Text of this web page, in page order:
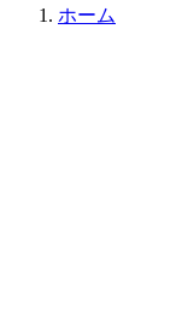
ホーム